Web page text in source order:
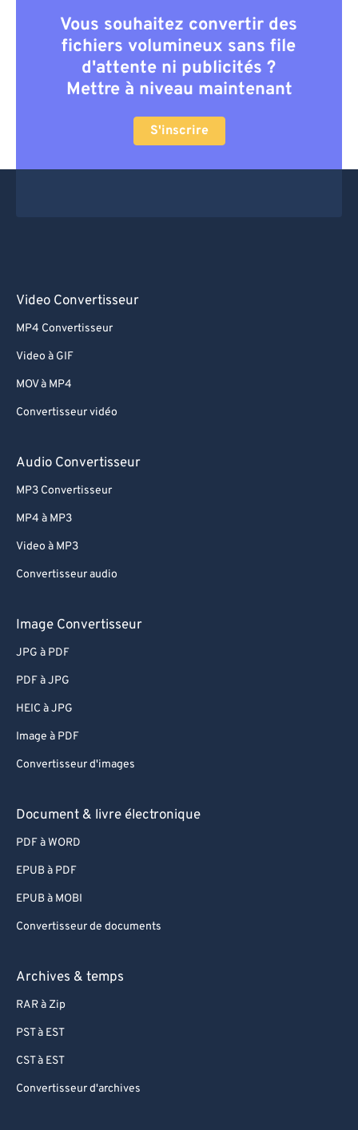
Vous souhaitez convertir des
fichiers volumineux sans file
d'attente ni publicités ?
Mettre à niveau maintenant
S'inscrire
Video Convertisseur
MP4 Convertisseur
Video à GIF
MOV à MP4
Convertisseur vidéo
Audio Convertisseur
MP3 Convertisseur
MP4 à MP3
Video à MP3
Convertisseur audio
Image Convertisseur
JPG à PDF
PDF à JPG
HEIC à JPG
Image à PDF
Convertisseur d'images
Document & livre électronique
PDF à WORD
EPUB à PDF
EPUB à MOBI
Convertisseur de documents
Archives & temps
RAR à Zip
PST à EST
CST à EST
Convertisseur d'archives